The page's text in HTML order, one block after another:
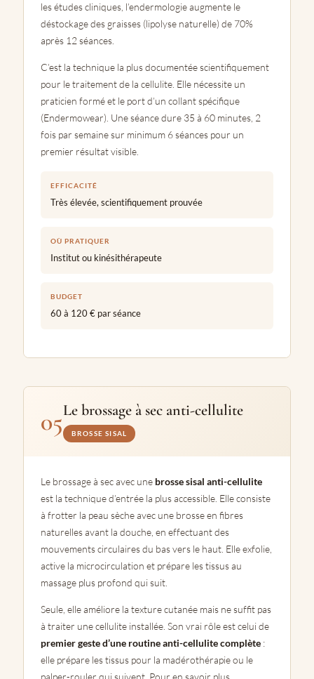
les études cliniques, l’endermologie augmente le
déstockage des graisses (lipolyse naturelle) de 70%
après 12 séances.
C’est la technique la plus documentée scientifiquement
pour le traitement de la cellulite. Elle nécessite un
praticien formé et le port d’un collant spécifique
(Endermowear). Une séance dure 35 à 60 minutes, 2
fois par semaine sur minimum 6 séances pour un
premier résultat visible.
EFFICACITÉ
Très élevée, scientifiquement prouvée
OÙ PRATIQUER
Institut ou kinésithérapeute
BUDGET
60 à 120 € par séance
05Le brossage à sec anti-cellulite
BROSSE SISAL
Le brossage à sec avec une brosse sisal anti-cellulite
est la technique d’entrée la plus accessible. Elle consiste
à frotter la peau sèche avec une brosse en fibres
naturelles avant la douche, en effectuant des
mouvements circulaires du bas vers le haut. Elle exfolie,
active la microcirculation et prépare les tissus au
massage plus profond qui suit.
Seule, elle améliore la texture cutanée mais ne suffit pas
à traiter une cellulite installée. Son vrai rôle est celui de
premier geste d’une routine anti-cellulite complète:
elle prépare les tissus pour la madérothérapie ou le